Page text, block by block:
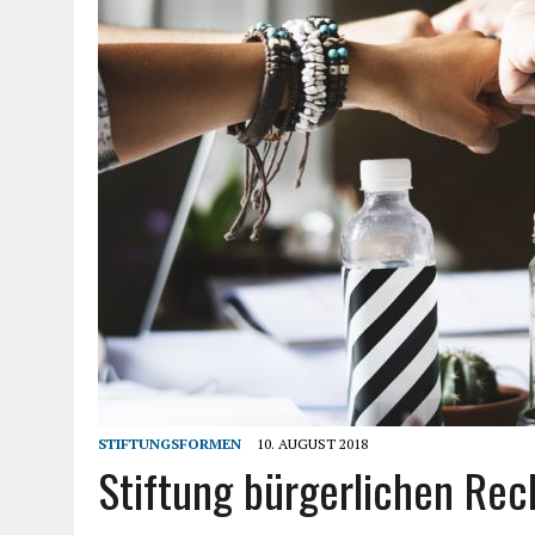
STIFTUNGSFORMEN 10. AUGUST 2018
Stiftung bürgerlichen